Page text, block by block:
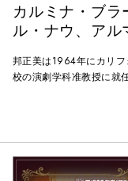
カルミナ・ブ
ル・ナウ、アル
邦正美は1964年にカリ
校の演劇学科准教授に就
とを主眼とし、学生達が
「カルミナ・ブラーナ」
振付けたものの再演。「
ナ・ブラーナ」と共に